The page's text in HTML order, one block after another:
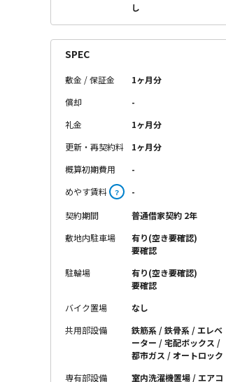
し
SPEC
敷金 / 保証金
1ヶ月分
償却
-
礼金
1ヶ月分
更新・再契約料
1ヶ月分
概算初期費用
-
めやす賃料
？ -
契約期間
普通借家契約 2年
敷地内駐車場
有り(空き要確認)
要確認
駐輪場
有り(空き要確認)
要確認
バイク置場
なし
共用部設備
鉄筋系 / 鉄骨系 / エレベ
ーター / 宅配ボックス /
都市ガス / オートロック
専有部設備
室内洗濯機置場 / エアコ